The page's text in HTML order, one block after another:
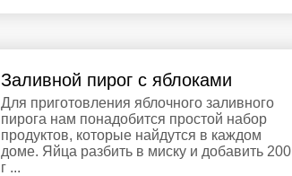
Заливной пирог с яблоками
Для приготовления яблочного заливного
пирога нам понадобится простой набор
продуктов, которые найдутся в каждом
доме. Яйца разбить в миску и добавить 200
г ...